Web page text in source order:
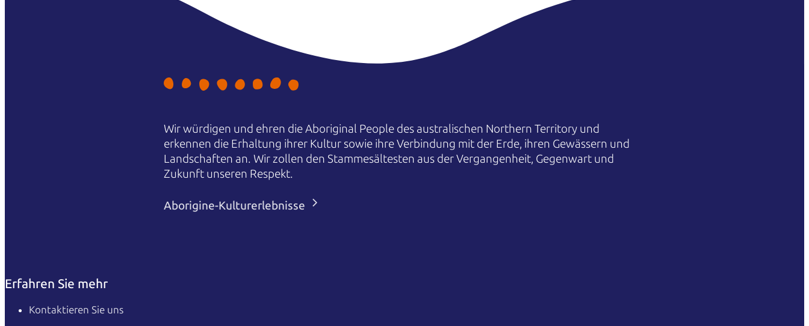
Wir würdigen und ehren die Aboriginal People des australischen Northern Territory und
erkennen die Erhaltung ihrer Kultur sowie ihre Verbindung mit der Erde, ihren Gewässern und
Landschaften an. Wir zollen den Stammesältesten aus der Vergangenheit, Gegenwart und
Zukunft unseren Respekt.
Aborigine-Kulturerlebnisse
Erfahren Sie mehr
Kontaktieren Sie uns